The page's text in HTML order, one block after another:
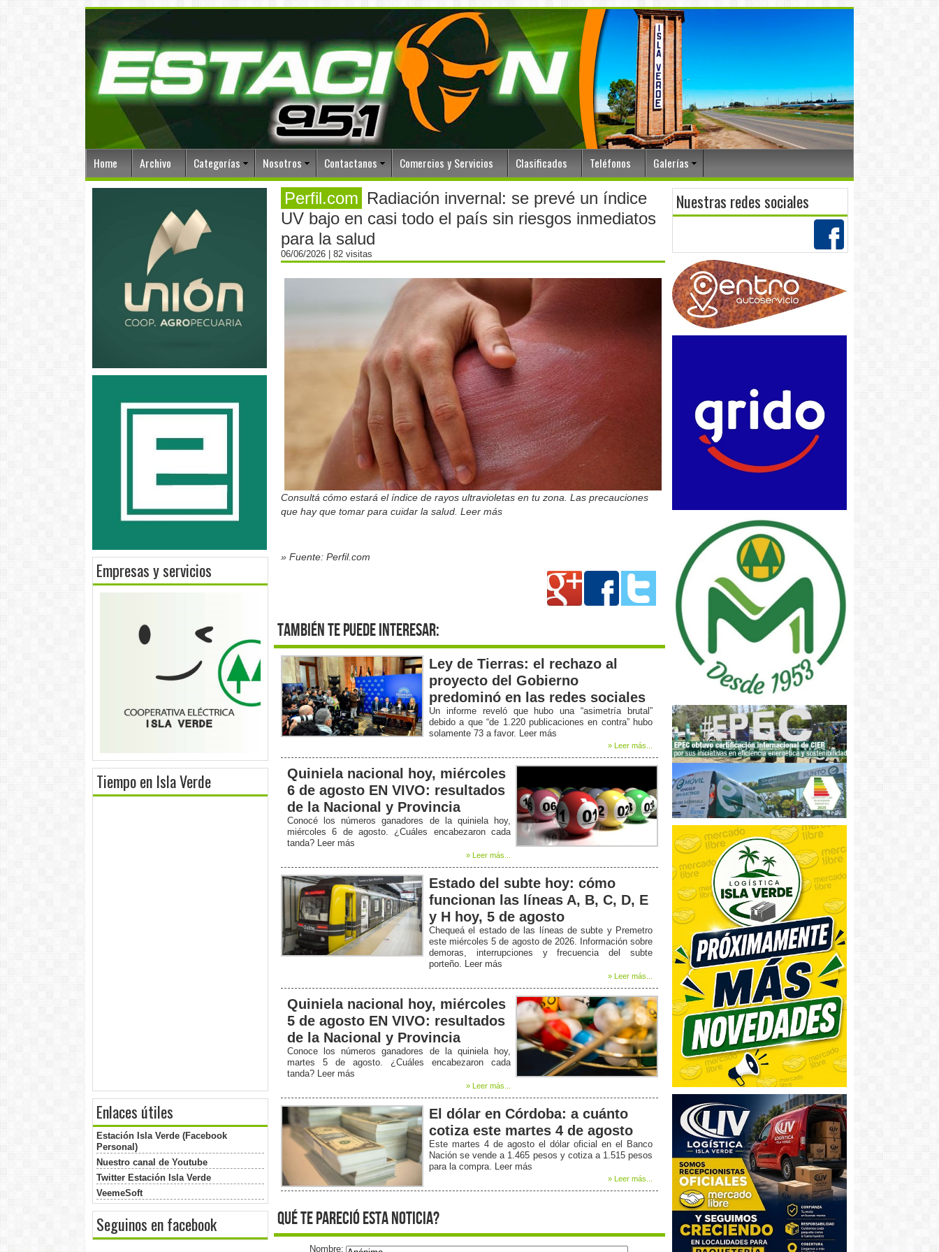
Home Archivo Categorías Nosotros Contactanos Comercios y Servicios Clasificados Teléfonos Galerías
Empresas y servicios
Tiempo en Isla Verde
Enlaces útiles
Estación Isla Verde (Facebook
Personal)
Nuestro canal de Youtube
Twitter Estación Isla Verde
VeemeSoft
Seguinos en facebook
Perfil.com Radiación invernal: se prevé un índice
UV bajo en casi todo el país sin riesgos inmediatos
para la salud
06/06/2026 | 82 visitas
Consultá cómo estará el índice de rayos ultravioletas en tu zona. Las precauciones
que hay que tomar para cuidar la salud. Leer más
» Fuente: Perfil.com
También te puede interesar:
Ley de Tierras: el rechazo al
proyecto del Gobierno
predominó en las redes sociales
Un informe reveló que hubo una “asimetría brutal”
debido a que “de 1.220 publicaciones en contra” hubo
solamente 73 a favor. Leer más
» Leer más...
Quiniela nacional hoy, miércoles
6 de agosto EN VIVO: resultados
de la Nacional y Provincia
Conocé los números ganadores de la quiniela hoy,
miércoles 6 de agosto. ¿Cuáles encabezaron cada
tanda? Leer más
» Leer más...
Estado del subte hoy: cómo
funcionan las líneas A, B, C, D, E
y H hoy, 5 de agosto
Chequeá el estado de las líneas de subte y Premetro
este miércoles 5 de agosto de 2026. Información sobre
demoras, interrupciones y frecuencia del subte
porteño. Leer más
» Leer más...
Quiniela nacional hoy, miércoles
5 de agosto EN VIVO: resultados
de la Nacional y Provincia
Conoce los números ganadores de la quiniela hoy,
martes 5 de agosto. ¿Cuáles encabezaron cada
tanda? Leer más
» Leer más...
El dólar en Córdoba: a cuánto
cotiza este martes 4 de agosto
Este martes 4 de agosto el dólar oficial en el Banco
Nación se vende a 1.465 pesos y cotiza a 1.515 pesos
para la compra. Leer más
» Leer más...
qué te pareció esta noticia?
Nombre:
Nuestras redes sociales